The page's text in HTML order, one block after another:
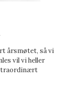
årsmøtet, så vi
vil vi heller